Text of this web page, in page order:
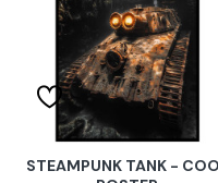
STEAMPUNK TANK -